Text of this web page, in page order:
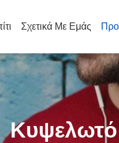
Σχετικά Με Εμάς
Κυψελωτό